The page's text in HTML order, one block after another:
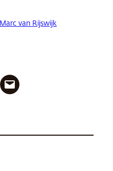
Marc van Rijswijk